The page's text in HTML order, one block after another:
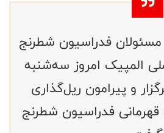
فدراسیون شطرنج
المپیک امروز سه‌شنبه
و پیرامون ریل‌گذاری
فدراسیون شطرنج